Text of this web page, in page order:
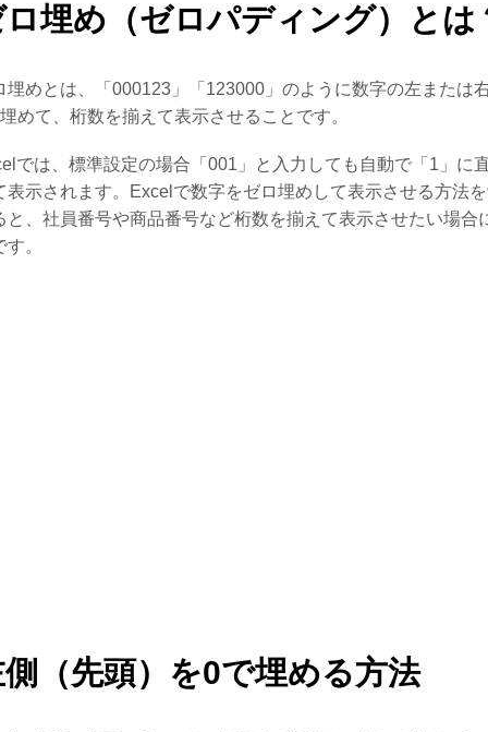
埋め（ゼロパディング）とは
埋めとは、「000123」「123000」のように数字の左または
めて、桁数を揃えて表示させることです。
では、標準設定の場合「001」と入力しても自動で「1」に
表示されます。Excelで数字をゼロ埋めして表示させる方法
と、社員番号や商品番号など桁数を揃えて表示させたい場合
す。
（先頭）を0で埋める方法